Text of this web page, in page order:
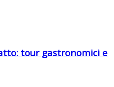
tour gastronomici e